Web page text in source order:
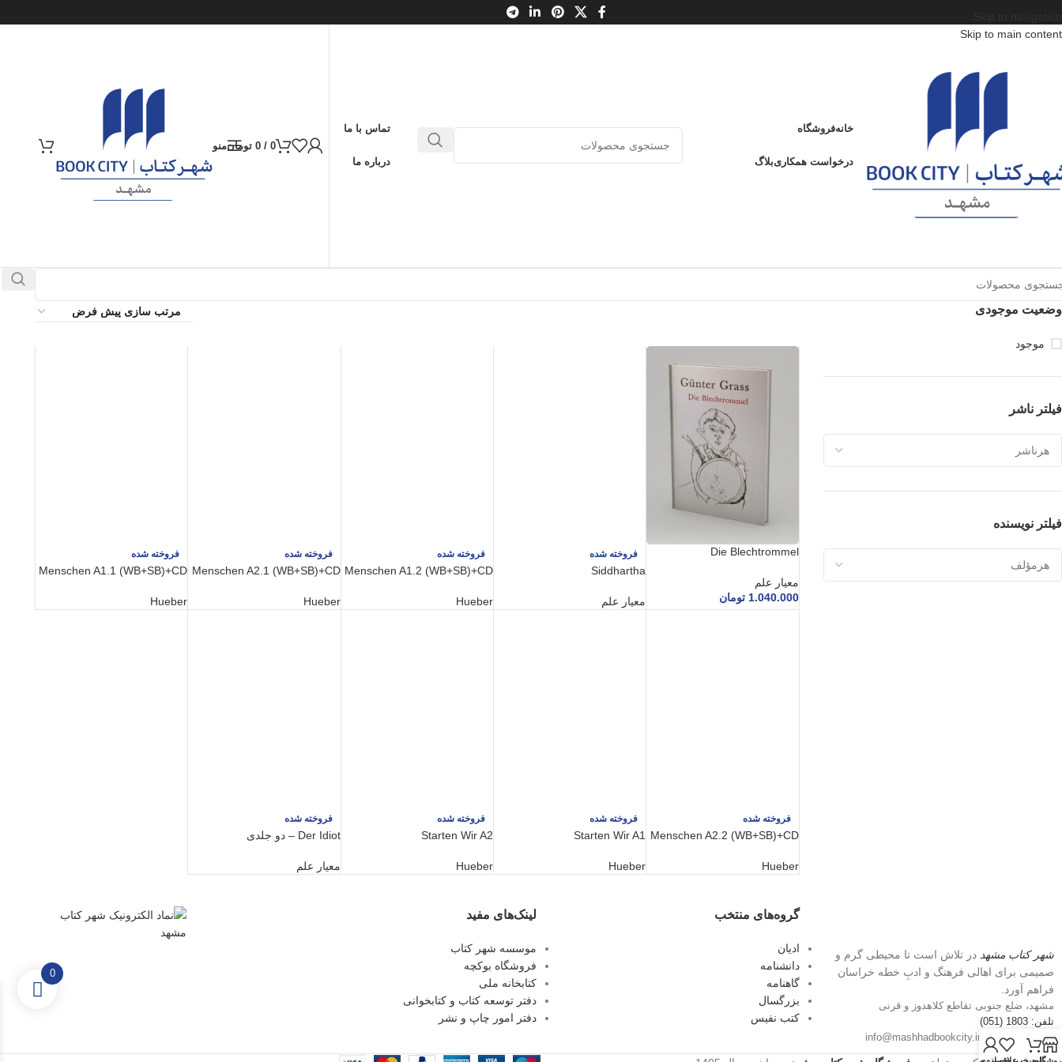
Skip to main content
خانهفروشگاه
درخواست همکاریبلاگ
تماس با ما
درباره ما
0
/
0 تومانمنو
وضعیت موجودی
موجود
فیلتر ناشر
فیلتر نویسنده
Die Blechtrommel
معیار علم
1.040.000 تومان
فروخته شده
Siddhartha
معیار علم
فروخته شده
Menschen A1.2 (WB+SB)+CD
Hueber
فروخته شده
Menschen A2.1 (WB+SB)+CD
Hueber
فروخته شده
Menschen A1.1 (WB+SB)+CD
Hueber
فروخته شده
Menschen A2.2 (WB+SB)+CD
Hueber
فروخته شده
Starten Wir A1
Hueber
فروخته شده
Starten Wir A2
Hueber
فروخته شده
Der Idiot – دو جلدی
معیار علم
شهر کتاب مشهد در تلاش است تا محیطی گرم و
صمیمی برای اهالی فرهنگ و ادبِ خطه خراسان
فراهم آورد.
مشهد، ضلع جنوبی تقاطع کلاهدوز و قرنی
تلفن: 1803 (051)
پست الکترونیک: info@mashhadbookcity.ir
گروه‌های منتخب
ادیان
دانشنامه
گاهنامه
بزرگسال
کتب نفیس
لینک‌های مفید
موسسه شهر کتاب
فروشگاه بوکچه
کتابخانه ملی
دفتر توسعه کتاب و کتابخوانی
دفتر امور چاپ و نشر
0